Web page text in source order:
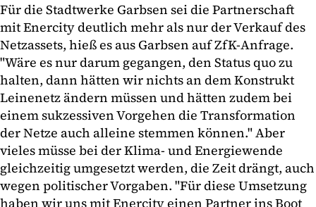
Für die Stadtwerke Garbsen sei die Partnerschaft
mit Enercity deutlich mehr als nur der Verkauf des
Netzassets, hieß es aus Garbsen auf ZfK-Anfrage.
"Wäre es nur darum gegangen, den Status quo zu
halten, dann hätten wir nichts an dem Konstrukt
Leinenetz ändern müssen und hätten zudem bei
einem sukzessiven Vorgehen die Transformation
der Netze auch alleine stemmen können." Aber
vieles müsse bei der Klima- und Energiewende
gleichzeitig umgesetzt werden, die Zeit drängt, auch
wegen politischer Vorgaben. "Für diese Umsetzung
haben wir uns mit Enercity einen Partner ins Boot